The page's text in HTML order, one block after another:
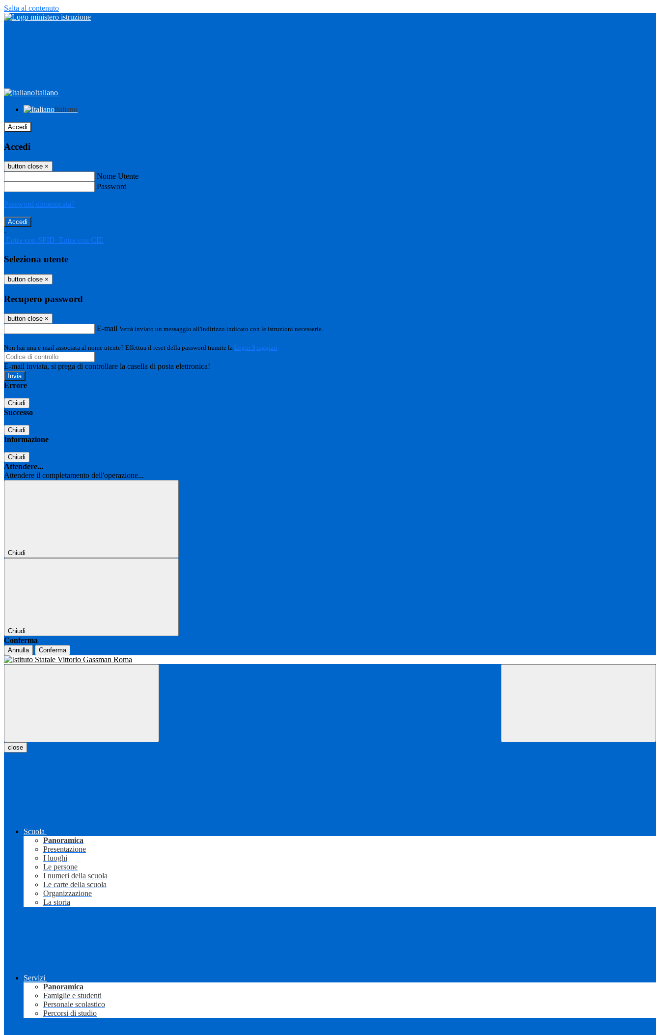
Salta al contenuto
Italiano
Italiano
Accedi
Accedi
button close ×
Nome Utente
Password
Password dimenticata?
-
Entra con SPID Entra con CIE
Seleziona utente
button close ×
Recupero password
button close ×
E-mail Verrà inviato un messaggio all'indirizzo indicato con le istruzioni necessarie.
Non hai una e-mail associata al nome utente? Effettua il reset della password tramite la Login Spaggiari
E-mail inviata, si prega di controllare la casella di posta elettronica!
Errore
Chiudi
Successo
Chiudi
Informazione
Chiudi
Attendere...
Attendere il completamento dell'operazione...
Chiudi
Chiudi
Conferma
Annulla Conferma
close
Scuola
Panoramica
Presentazione
I luoghi
Le persone
I numeri della scuola
Le carte della scuola
Organizzazione
La storia
Servizi
Panoramica
Famiglie e studenti
Personale scolastico
Percorsi di studio